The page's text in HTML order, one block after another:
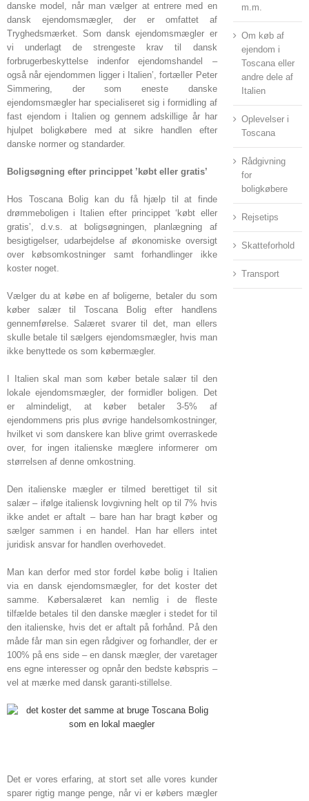
danske model, når man vælger at entrere med en
dansk ejendomsmægler, der er omfattet af
Tryghedsmærket. Som dansk ejendomsmægler er
vi underlagt de strengeste krav til dansk
forbrugerbeskyttelse indenfor ejendomshandel –
også når ejendommen ligger i Italien’, fortæller Peter
Simmering, der som eneste danske
ejendomsmægler har specialiseret sig i formidling af
fast ejendom i Italien og gennem adskillige år har
hjulpet boligkøbere med at sikre handlen efter
danske normer og standarder.
Boligsøgning efter princippet ’købt eller gratis’
Hos Toscana Bolig kan du få hjælp til at finde
drømmeboligen i Italien efter princippet ‘købt eller
gratis’, d.v.s. at boligsøgningen, planlægning af
besigtigelser, udarbejdelse af økonomiske oversigt
over købsomkostninger samt forhandlinger ikke
koster noget.
Vælger du at købe en af boligerne, betaler du som
køber salær til Toscana Bolig efter handlens
gennemførelse. Salæret svarer til det, man ellers
skulle betale til sælgers ejendomsmægler, hvis man
ikke benyttede os som købermægler.
I Italien skal man som køber betale salær til den
lokale ejendomsmægler, der formidler boligen. Det
er almindeligt, at køber betaler 3-5% af
ejendommens pris plus øvrige handelsomkostninger,
hvilket vi som danskere kan blive grimt overraskede
over, for ingen italienske mæglere informerer om
størrelsen af denne omkostning.
Den italienske mægler er tilmed berettiget til sit
salær – ifølge italiensk lovgivning helt op til 7% hvis
ikke andet er aftalt – bare han har bragt køber og
sælger sammen i en handel. Han har ellers intet
juridisk ansvar for handlen overhovedet.
Man kan derfor med stor fordel købe bolig i Italien
via en dansk ejendomsmægler, for det koster det
samme. Købersalæret kan nemlig i de fleste
tilfælde betales til den danske mægler i stedet for til
den italienske, hvis det er aftalt på forhånd. På den
måde får man sin egen rådgiver og forhandler, der er
100% på ens side – en dansk mægler, der varetager
ens egne interesser og opnår den bedste købspris –
vel at mærke med dansk garanti-stillelse.
Det er vores erfaring, at stort set alle vores kunder
sparer rigtig mange penge, når vi er købers mægler
m.m.
Om køb af
ejendom i
Toscana eller
andre dele af
Italien
Oplevelser i
Toscana
Rådgivning
for
boligkøbere
Rejsetips
Skatteforhold
Transport